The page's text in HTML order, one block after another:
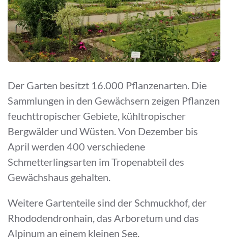
Der Garten besitzt 16.000 Pflanzenarten. Die
Sammlungen in den Gewächsern zeigen Pflanzen
feuchttropischer Gebiete, kühltropischer
Bergwälder und Wüsten. Von Dezember bis
April werden 400 verschiedene
Schmetterlingsarten im Tropenabteil des
Gewächshaus gehalten.
Weitere Gartenteile sind der Schmuckhof, der
Rhododendronhain, das Arboretum und das
Alpinum an einem kleinen See.